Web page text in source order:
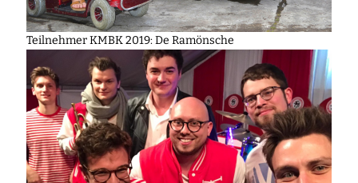
Teilnehmer KMBK 2019: De Ramönsche